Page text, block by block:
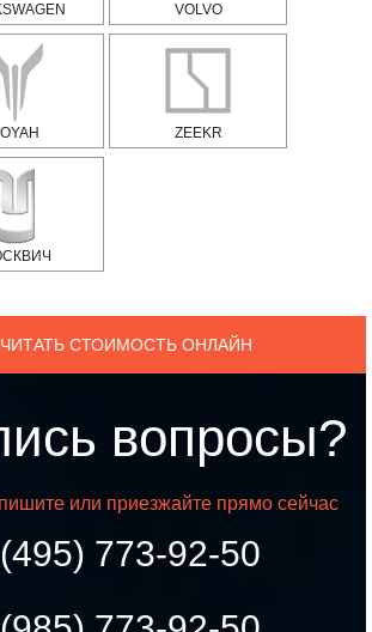
VOLVO
ZEEKR
СТОИМОСТЬ ОНЛАЙН
вопросы?
или приезжайте прямо сейчас
773-92-50